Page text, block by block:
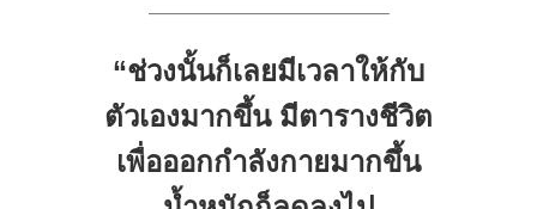
————————————–
“ช่วงนั้นก็เลยมีเวลาให้กับ
ตัวเองมากขึ้น มีตารางชีวิต
เพื่อออกกำลังกายมากขึ้น